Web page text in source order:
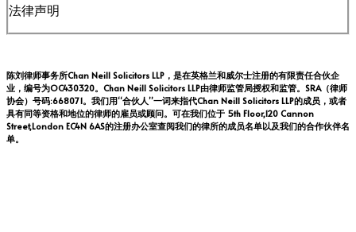
法律声明
陈刘律师事务所Chan Neill Solicitors LLP，是在英格兰和威尔士注册的有限责任合伙企
业，编号为OC430320。Chan Neill Solicitors LLP由律师监管局授权和监管。SRA（律师
协会）号码:668071。我们用“合伙人”一词来指代Chan Neill Solicitors LLP的成员，或者
具有同等资格和地位的律师的雇员或顾问。可在我们位于 5th Floor,120 Cannon
Street,London EC4N 6AS的注册办公室查阅我们的律所的成员名单以及我们的合作伙伴名
单。